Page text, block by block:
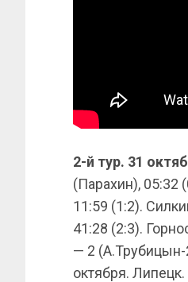
2-й тур. 31
(Парахин), 05:32
11:59 (1:2).
41:28 (2:3).
— 2
октября.